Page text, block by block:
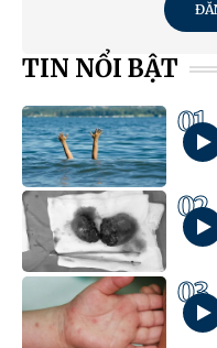
TIN NỔI BẬT
01
02
03